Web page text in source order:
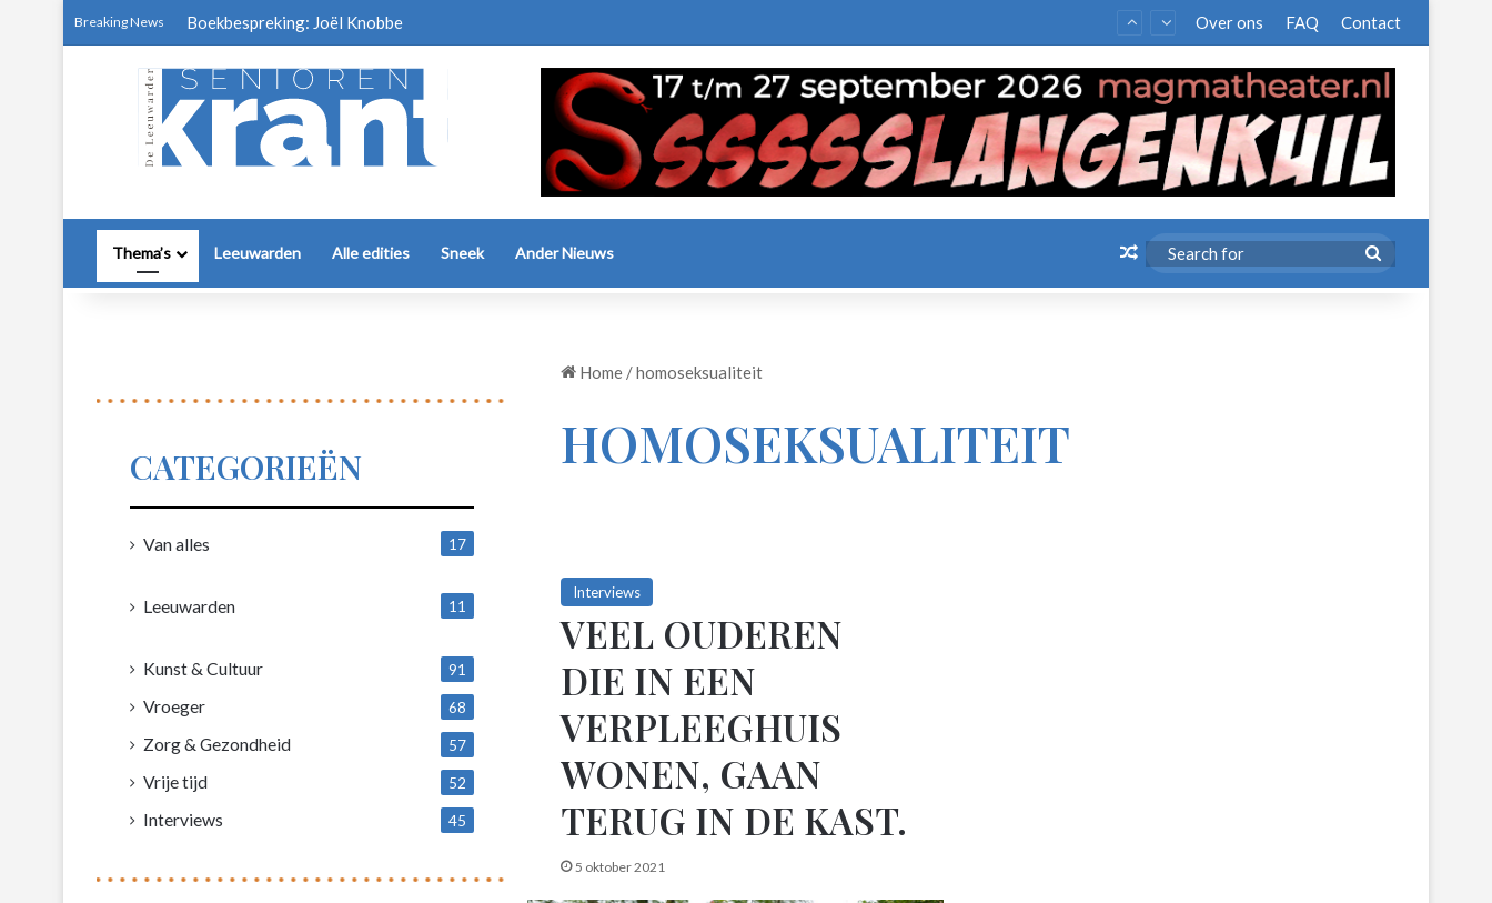
Breaking News Boekbespreking: Joël Knobbe Over ons FAQ Contact
Thema’s Leeuwarden Alle edities Sneek Ander Nieuws Random Article
for
Home /homoseksualiteit
HOMOSEKSUALITEIT
Interviews
VEEL OUDEREN
DIE IN EEN
VERPLEEGHUIS
WONEN, GAAN
TERUG IN DE KAST.
5 oktober 2021
CATEGORIEËN
Van alles
17
Leeuwarden
11
Kunst & Cultuur 91
Vroeger 68
Zorg & Gezondheid 57
Vrije tijd 52
Interviews 45